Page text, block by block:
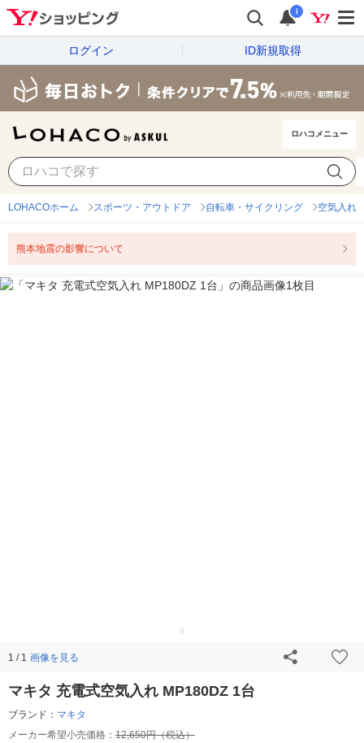
i
ログイン ID新規取得
ロハコメニュー
LOHACOホーム スポーツ・アウトドア 自転車・サイクリング 空気入れ
熊本地震の影響について
1 / 1 画像を見る
マキタ 充電式空気入れ MP180DZ 1台
ブランド： マキタ
メーカー希望小売価格： 12,650円（税込）